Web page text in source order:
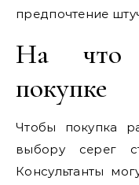
предпочтение
На что
покупке
Чтобы покупка
выбору серег
Консультанты